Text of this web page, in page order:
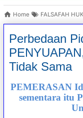
Home FALSAFAH
Perbedaan
Tidak Sama
PEMERASAN
sementara itu